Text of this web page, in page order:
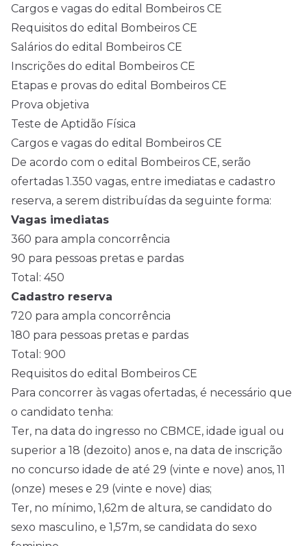
Cargos e vagas do edital Bombeiros CE
Requisitos do edital Bombeiros CE
Salários do edital Bombeiros CE
Inscrições do edital Bombeiros CE
Etapas e provas do edital Bombeiros CE
Prova objetiva
Teste de Aptidão Física
Cargos e vagas do edital Bombeiros CE
De acordo com o edital Bombeiros CE, serão
ofertadas 1.350 vagas, entre imediatas e cadastro
reserva, a serem distribuídas da seguinte forma:
Vagas imediatas
360 para ampla concorrência
90 para pessoas pretas e pardas
Total: 450
Cadastro reserva
720 para ampla concorrência
180 para pessoas pretas e pardas
Total: 900
Requisitos do edital Bombeiros CE
Para concorrer às vagas ofertadas, é necessário que
o candidato tenha:
Ter, na data do ingresso no CBMCE, idade igual ou
superior a 18 (dezoito) anos e, na data de inscrição
no concurso idade de até 29 (vinte e nove) anos, 11
(onze) meses e 29 (vinte e nove) dias;
Ter, no mínimo, 1,62m de altura, se candidato do
sexo masculino, e 1,57m, se candidata do sexo